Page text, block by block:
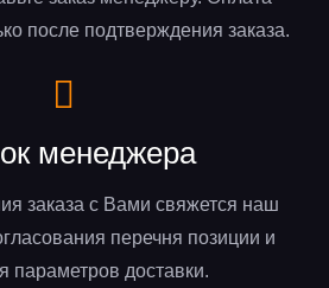
после подтверждения заказа.
менеджера
заказа с Вами свяжется наш
перечня позиции и
параметров доставки.